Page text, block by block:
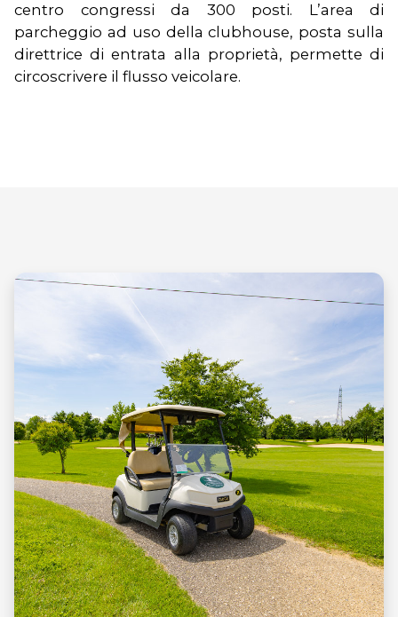
centro congressi da 300 posti. L’area di
parcheggio ad uso della clubhouse, posta sulla
direttrice di entrata alla proprietà, permette di
circoscrivere il flusso veicolare.